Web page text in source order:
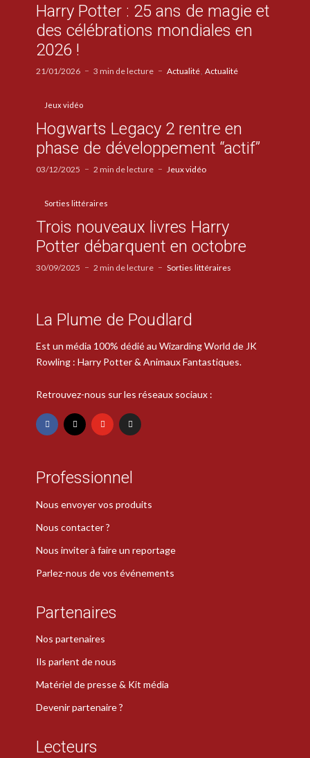
Harry Potter : 25 ans de magie et
des célébrations mondiales en
2026 !
21/01/2026 3 min de lecture Actualité Actualité
Jeux vidéo
Hogwarts Legacy 2 rentre en
phase de développement “actif”
03/12/2025 2 min de lecture Jeux vidéo
Sorties littéraires
Trois nouveaux livres Harry
Potter débarquent en octobre
30/09/2025 2 min de lecture Sorties littéraires
La Plume de Poudlard
Est un média 100% dédié au Wizarding World de JK
Rowling : Harry Potter & Animaux Fantastiques.
Retrouvez-nous sur les réseaux sociaux :
Professionnel
Nous envoyer vos produits
Nous contacter ?
Nous inviter à faire un reportage
Parlez-nous de vos événements
Partenaires
Nos partenaires
Ils parlent de nous
Matériel de presse & Kit média
Devenir partenaire ?
Lecteurs